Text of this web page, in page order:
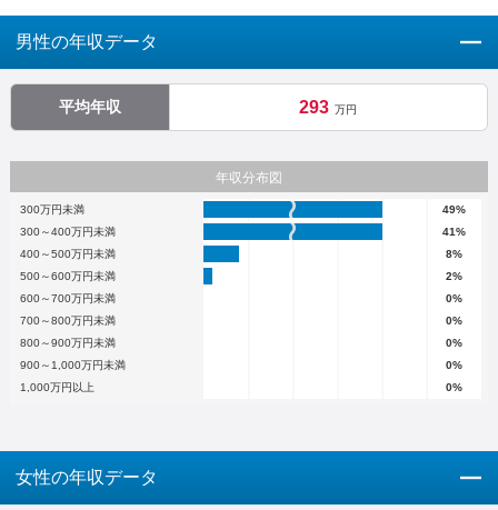
男性の年収データ
平均年収 293 万円
年収分布図
300万円未満
49%
300～400万円未満
41%
400～500万円未満
8%
500～600万円未満
2%
600～700万円未満
0%
700～800万円未満
0%
800～900万円未満
0%
900～1,000万円未満
0%
1,000万円以上
0%
女性の年収データ